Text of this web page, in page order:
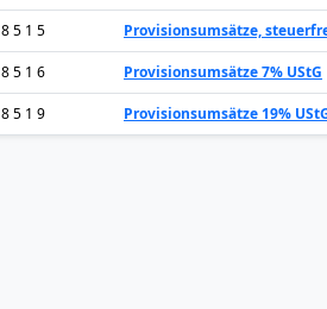
8 5 1 5 Provisionsumsätze,
8 5 1 6 Provisionsumsätze 7% UStG
8 5 1 9 Provisionsumsätze 19%